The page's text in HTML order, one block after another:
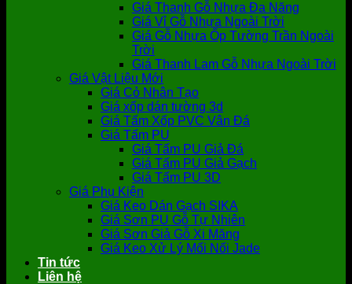
Giá Thanh Gỗ Nhựa Đa Năng
Giá Vỉ Gỗ Nhựa Ngoài Trời
Giá Gỗ Nhựa Ốp Tường Trần Ngoài
Trời
Giá Thanh Lam Gỗ Nhựa Ngoài Trời
Giá Vật Liệu Mới
Giá Cỏ Nhân Tạo
Giá xốp dán tường 3d
Giá Tấm Xốp PVC Vân Đá
Giá Tấm PU
Giá Tấm PU Giả Đá
Giá Tấm PU Giả Gạch
Giá Tấm PU 3D
Giá Phụ Kiện
Giá Keo Dán Gạch SIKA
Giá Sơn PU Gỗ Tự Nhiên
Giá Sơn Giả Gỗ Xi Măng
Giá Keo Xử Lý Mối Nối Jade
Tin tức
Liên hệ